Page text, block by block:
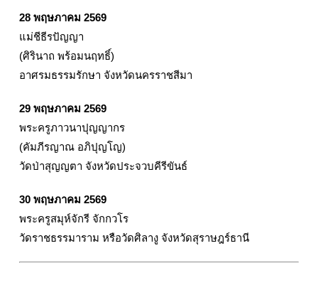
28 พฤษภาคม 2569
แม่ชีธีรปัญญา
(ศิรินาถ พร้อมนฤทธิ์)
อาศรมธรรมรักษา จังหวัดนครราชสีมา
29 พฤษภาคม 2569
พระครูภาวนาปุญญากร
(คัมภีรญาณ อภิปุญโญ)
วัดป่าสุญญตา จังหวัดประจวบคีรีขันธ์
30 พฤษภาคม 2569
พระครูสมุห์จักรี จักกวโร
วัดราชธรรมาราม หรือวัดศิลางู จังหวัดสุราษฎร์ธานี